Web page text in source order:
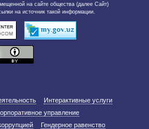
на сайте общества (далее Сайт)
на источник такой информации.
Интерактивные услуги
управление
Гендерное равенство